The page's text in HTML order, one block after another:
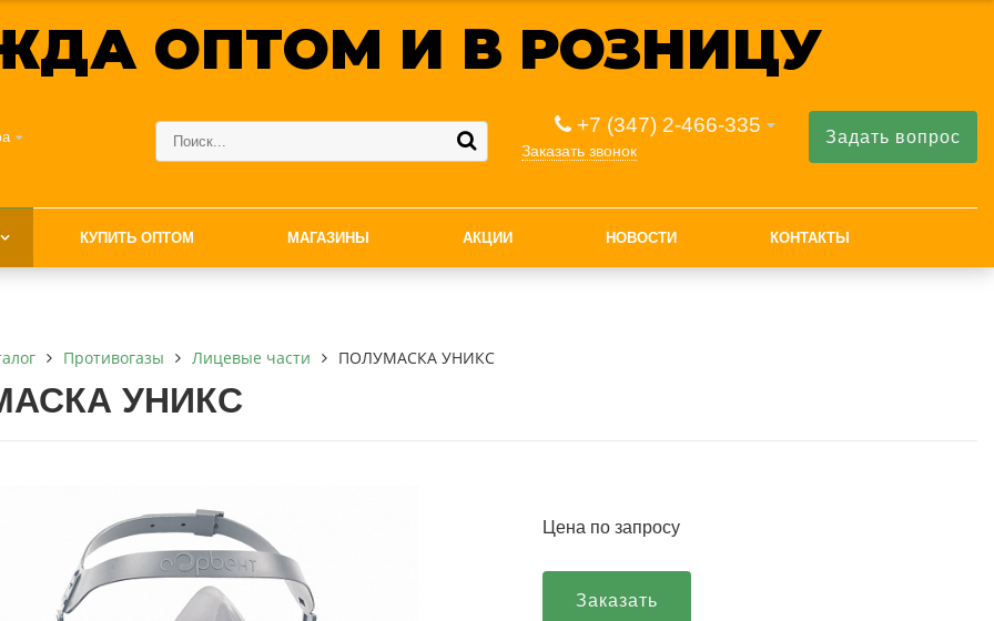
ОПТОМ И В РОЗНИЦУ
+7 (347) 2-466-335
Заказать звонок
Задать вопрос
КУПИТЬ ОПТОМ МАГАЗИНЫ АКЦИИ НОВОСТИ КОНТАКТЫ
Противогазы Лицевые части ПОЛУМАСКА УНИКС
УНИКС
Цена по запросу
Заказать